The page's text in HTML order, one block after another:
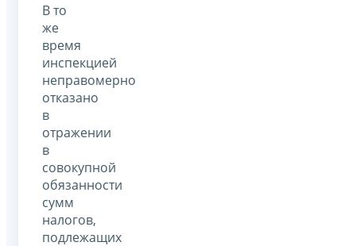
В то
же
время
инспекцией
неправомерно
отказано
в
отражении
в
совокупной
обязанности
сумм
налогов,
подлежащих